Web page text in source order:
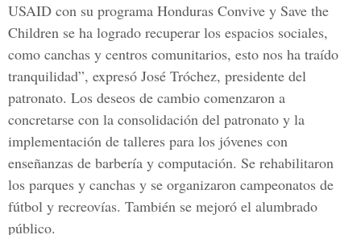
USAID con su programa Honduras Convive y Save the
Children se ha logrado recuperar los espacios sociales,
como canchas y centros comunitarios, esto nos ha traído
tranquilidad”, expresó José Tróchez, presidente del
patronato. Los deseos de cambio comenzaron a
concretarse con la consolidación del patronato y la
implementación de talleres para los jóvenes con
enseñanzas de barbería y computación. Se rehabilitaron
los parques y canchas y se organizaron campeonatos de
fútbol y recreovías. También se mejoró el alumbrado
público.